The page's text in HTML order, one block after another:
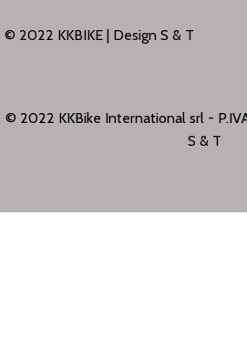
© 2022 KKBIKE | Design S & T
© 2022 KKBike International srl -
S & T